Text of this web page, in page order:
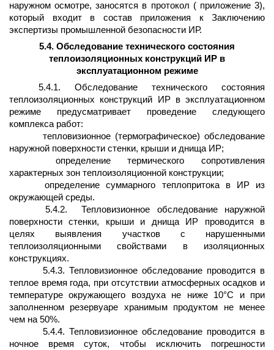
наружном осмотре, заносятся в протокол ( приложение 3),
который входит в состав приложения к Заключению
экспертизы промышленной безопасности ИР.
5.4. Обследование технического состояния
теплоизоляционных конструкций ИР в
эксплуатационном режиме
5.4.1. Обследование технического состояния
теплоизоляционных конструкций ИР в эксплуатационном
режиме предусматривает проведение следующего
комплекса работ:
тепловизионное (термографическое) обследование
наружной поверхности стенки, крыши и днища ИР;
определение термического сопротивления
характерных зон теплоизоляционной конструкции;
определение суммарного теплопритока в ИР из
окружающей среды.
5.4.2.
Тепловизионное обследование наружной
поверхности стенки, крыши и днища ИР проводится в
целях выявления участков с нарушенными
теплоизоляционными свойствами в изоляционных
конструкциях.
5.4.3. Тепловизионное обследование проводится в
теплое время года, при отсутствии атмосферных осадков и
температуре окружающего воздуха не ниже 10°С и при
заполненном резервуаре хранимым продуктом не менее
чем на 50%.
5.4.4. Тепловизионное обследование проводится в
ночное время суток, чтобы исключить погрешности